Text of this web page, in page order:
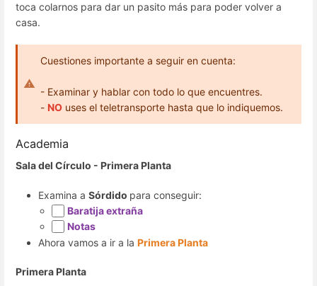
toca colarnos para dar un pasito más para poder volver a
casa.
Cuestiones importante a seguir en cuenta:
- Examinar y hablar con todo lo que encuentres.
- NO uses el teletransporte hasta que lo indiquemos.
Academia
Sala del Círculo - Primera Planta
Examina a Sórdido para conseguir:
Baratija extraña
Notas
Ahora vamos a ir a la Primera Planta
Primera Planta